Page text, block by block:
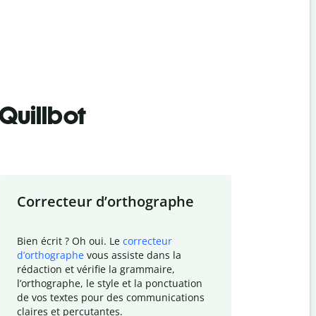
Correcteur d’orthographe
Bien écrit ? Oh oui. Le correcteur
d’orthographe vous assiste dans la
rédaction et vérifie la grammaire,
l’orthographe, le style et la ponctuation
de vos textes pour des communications
claires et percutantes.